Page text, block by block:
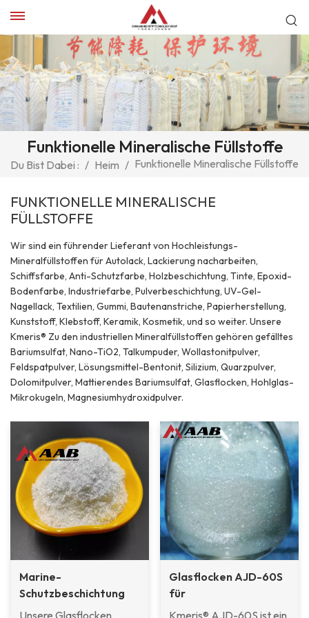
Funktionelle Mineralische Füllstoffe
Du Bist Dabei : / Heim / Funktionelle Mineralische Füllstoffe
FUNKTIONELLE MINERALISCHE
FÜLLSTOFFE
Wir sind ein führender Lieferant von Hochleistungs-
Mineralfüllstoffen für Autolack, Lackierung nacharbeiten,
Schiffsfarbe, Anti-Schutzfarbe, Holzbeschichtung, Tinte, Epoxid-
Bodenfarbe, Industriefarbe, Pulverbeschichtung, UV-Gel-
Nagellack, Textilien, Gummi, Bautenanstriche, Papierherstellung,
Kunststoff, Klebstoff, Keramik, Kosmetik, und so weiter. Unsere
Kmeris® Zu den industriellen Mineralfüllstoffen gehören gefälltes
Bariumsulfat, Nano-TiO2, Talkumpuder, Wollastonitpulver,
Feldspatpulver, Lösungsmittel-Bentonit, Silizium, Quarzpulver,
Dolomitpulver, Mattierendes Bariumsulfat, Glasflocken, Hohlglas-
Mikrokugeln, Magnesiumhydroxidpulver.
Marine-
Schutzbeschichtung
verwendet Glass Flake
Unsere Glasflocken
Glasflocken AJD-60S
für
Schutzbeschichtungen
Kmeris® AJD-60S ist ein